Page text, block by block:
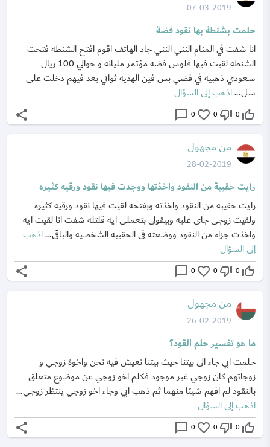
07-03-2019
حلمت بشنطة بها نقود فضة
انا شفت في المنام النني النني جاد الهاتف اقوم افتح الشنطه فتحت
الشنطه لقيت فيها فلوس فضه مؤتمر مليانه و حوالي 100 ريال
سعودي ذهبيه في فضي بس فين الهديه ثواني بعد فيهم دخلت على
سل...اذهب إلى السؤال
thumb_up_off_alt
0
thumb_down_off_alt
0
favorite_border
0
chat_bubble_outline
share
من مجهول
28-02-2019
رايت حقيبة من النقود واخذتها ووجدت فيها نقود ورقيه كثيره
رايت حقيبه من النقود واخذته وبفتحه لقيت فيها نقود ورقيه كثيره
ولقيت زوجى جاى عليه وبيقولى بتعملى ايه قلتله شفت انا لقيت ايه
واخذت جزاء من النقود ووضعته فى الحقيبه الشخصيه والباقى...اذهب
إلى السؤال
thumb_up_off_alt
0
thumb_down_off_alt
0
favorite_border
0
chat_bubble_outline
share
من مجهول
26-02-2019
ما هو تفسير حلم القود؟
حلمت ابي جاء الى بيتنا حيث بيتنا نعيش فيه نحن واخوة زوجي و
زوجاتهم كان زوجي غير موجود فكلم اخو زوجي عن موضوع متعلق
بالنقود لم افهم شيئا منهما ثم ذهب ابي وجاء اخو زوجي ينتظر زوجي...
اذهب إلى السؤال
thumb_up_off_alt
0
thumb_down_off_alt
0
favorite_border
0
chat_bubble_outline
share